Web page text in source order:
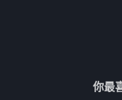
你最